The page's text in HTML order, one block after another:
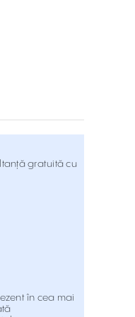
Sânandrei-
for rent
inchiriat
gratuită cu
în cea mai